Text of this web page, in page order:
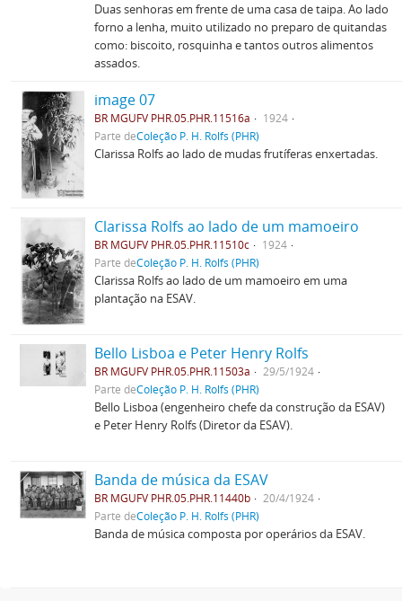
Duas senhoras em frente de uma casa de taipa. Ao lado
forno a lenha, muito utilizado no preparo de quitandas
como: biscoito, rosquinha e tantos outros alimentos
assados.
image 07
BR MGUFV PHR.05.PHR.11516a
1924
Parte deColeção P. H. Rolfs (PHR)
Clarissa Rolfs ao lado de mudas frutíferas enxertadas.
Clarissa Rolfs ao lado de um mamoeiro
BR MGUFV PHR.05.PHR.11510c
1924
Parte deColeção P. H. Rolfs (PHR)
Clarissa Rolfs ao lado de um mamoeiro em uma
plantação na ESAV.
Bello Lisboa e Peter Henry Rolfs
BR MGUFV PHR.05.PHR.11503a
29/5/1924
Parte deColeção P. H. Rolfs (PHR)
Bello Lisboa (engenheiro chefe da construção da ESAV)
e Peter Henry Rolfs (Diretor da ESAV).
Banda de música da ESAV
BR MGUFV PHR.05.PHR.11440b
20/4/1924
Parte deColeção P. H. Rolfs (PHR)
Banda de música composta por operários da ESAV.